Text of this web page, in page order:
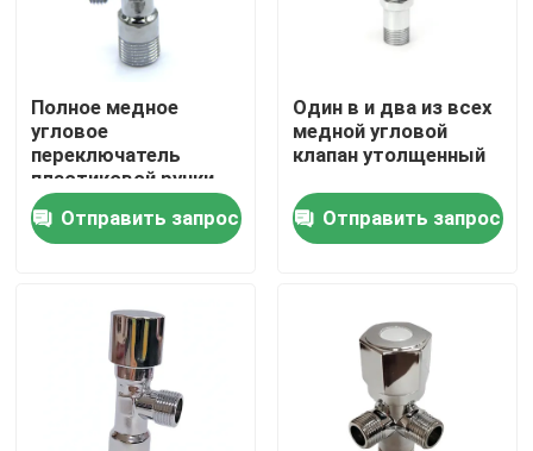
Проверка качества
свяжитесь мы
Спросите цитату
Латунный угловой вентиль
Латунный шаровой кран
Полное медное
угловое
переключатель
пластиковой ручки
для горячей и
холодной воды для
ванной кухни
Отправить запрос
Один в и два из всех
медной угловой
клапан утолщенный
Отправить запрос